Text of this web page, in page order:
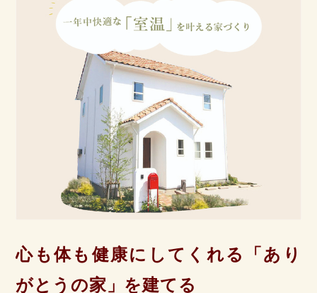
心も体も健康にしてくれる「あり
がとうの家」を建てる